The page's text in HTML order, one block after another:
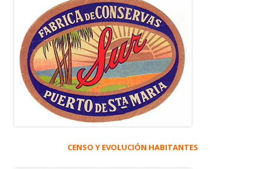
CENSO Y EVOLUCIÓN HABITANTES